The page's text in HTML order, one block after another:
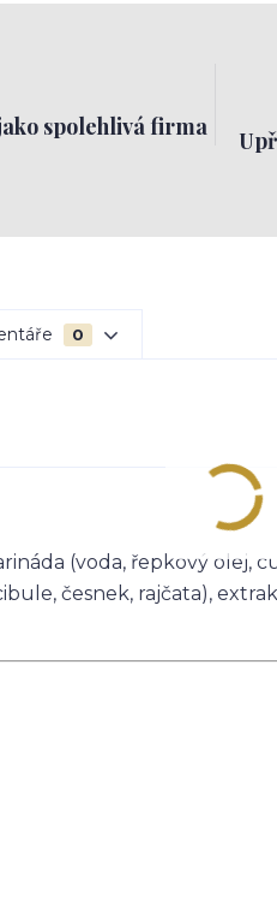
spolehlivá firma
0
(voda, řepkový olej,
česnek, rajčata),